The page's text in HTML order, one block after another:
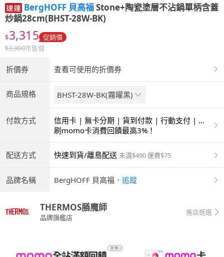
BergHOFF 貝高福Stone+陶瓷塗層不沾鍋單柄含蓋
炒鍋28cm(BHST-28W-BK)
$3,315 促銷價
$3,900市售價
折價券 查看可使用的折價券
商品規格 BHST-28W-BK(霧曜黑)
付款方式
信用卡 | 無卡分期 | 貨到付款 | 行動支付 | 超
商付款 | ATM | 銀聯卡
刷momo卡消費回饋最高3%！
配送方式 快速到貨/離島配送 未滿$490 運費$75
品牌名稱 BergHOFF 貝高福 ． 追蹤
THERMOS膳魔師
品牌旗艦店
進店逛逛